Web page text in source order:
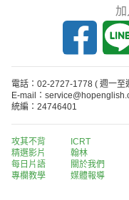
加
電話：02-2727-1778 ( 週一至
E-mail：
統編：24746401
攻其不背
精選影片
每日片語
專欄教學
ICRT
翰林
關於我們
媒體報導